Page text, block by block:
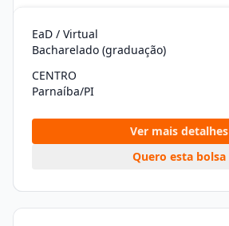
EaD / Virtual
Bacharelado (graduação)
CENTRO
Parnaíba/PI
Ver mais detalhes
Quero esta bolsa